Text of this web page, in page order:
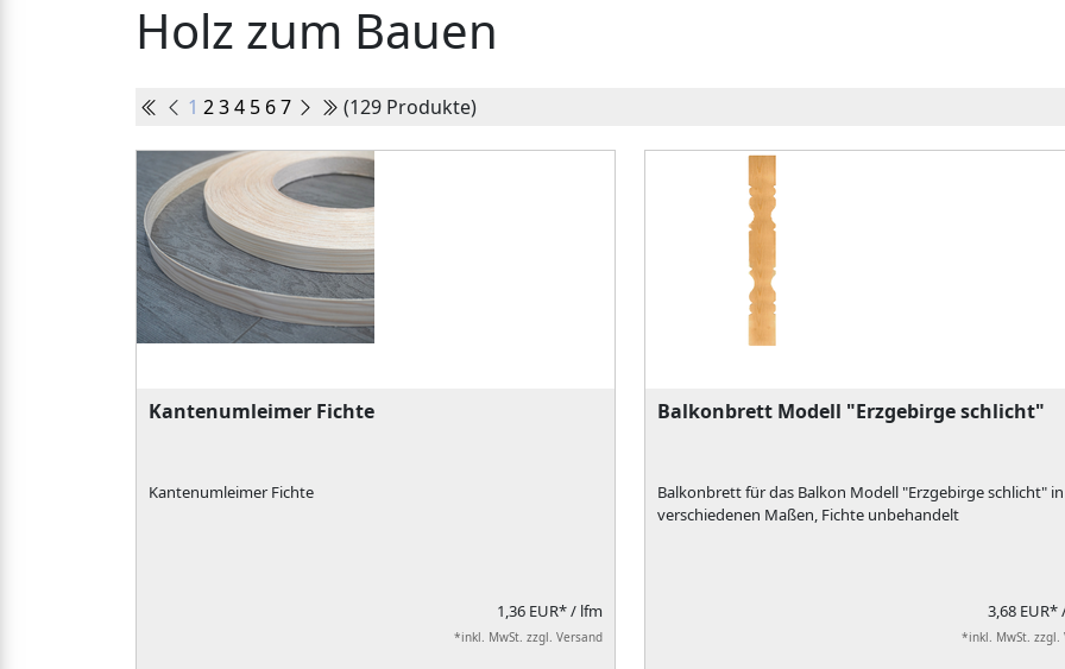
Holz zum Bauen
1 234 5 67 (129 Produkte)
Kantenumleimer Fichte
Kantenumleimer Fichte
1,36 EUR*/ lfm
*inkl. MwSt. zzgl. Versand
Balkonbrett Modell "Erzgebirge schlicht"
Balkonbrett für das Balkon Modell "Erzgebirge schlicht" in
verschiedenen Maßen, Fichte unbehandelt
3,68 EUR*
*inkl. MwSt. zzgl.